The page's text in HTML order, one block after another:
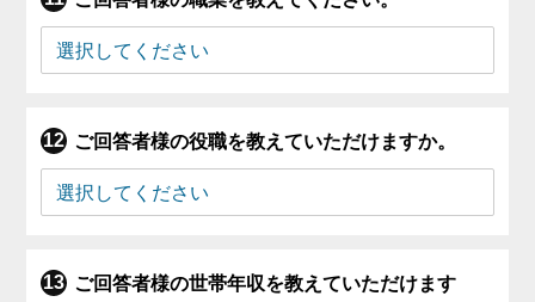
ご回答者様の役職を教えていただけますか。
ご回答者様の世帯年収を教えていただけます